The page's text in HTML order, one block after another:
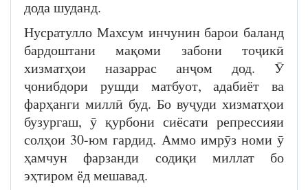
дода шуданд.
Нусратулло Махсум инчунин барои баланд
бардоштани мақоми забони тоҷикӣ
хизматҳои назаррас анҷом дод. Ӯ
ҷонибдори рушди матбуот, адабиёт ва
фарҳанги миллӣ буд. Бо вуҷуди хизматҳои
бузургаш, ӯ қурбони сиёсати репрессияи
солҳои 30-юм гардид. Аммо имрӯз номи ӯ
ҳамчун фарзанди содиқи миллат бо
эҳтиром ёд мешавад.